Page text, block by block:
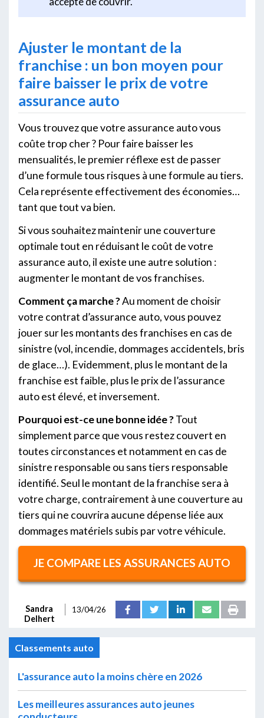
Ajuster le montant de la
franchise : un bon moyen pour
faire baisser le prix de votre
assurance auto
Vous trouvez que votre assurance auto vous
coûte trop cher ? Pour faire baisser les
mensualités, le premier réflexe est de passer
d’une formule tous risques à une formule au tiers.
Cela représente effectivement des économies…
tant que tout va bien.
Si vous souhaitez maintenir une couverture
optimale tout en réduisant le coût de votre
assurance auto, il existe une autre solution :
augmenter le montant de vos franchises.
Comment ça marche ?Au moment de choisir
votre contrat d’assurance auto, vous pouvez
jouer sur les montants des franchises en cas de
sinistre (vol, incendie, dommages accidentels, bris
de glace…). Evidemment, plus le montant de la
franchise est faible, plus le prix de l’assurance
auto est élevé, et inversement.
Pourquoi est-ce une bonne idée ?Tout
simplement parce que vous restez couvert en
toutes circonstances et notamment en cas de
sinistre responsable ou sans tiers responsable
identifié. Seul le montant de la franchise sera à
votre charge, contrairement à une couverture au
tiers qui ne couvrira aucune dépense liée aux
dommages matériels subis par votre véhicule.
JE COMPARE LES ASSURANCES AUTO
Sandra
Delhert
13/04/26
Classements auto
L'assurance auto la moins chère en 2026
Les meilleures assurances auto jeunes